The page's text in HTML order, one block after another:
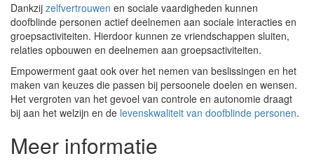
Dankzij zelfvertrouwen en sociale vaardigheden kunnen
doofblinde personen actief deelnemen aan sociale interacties en
groepsactiviteiten. Hierdoor kunnen ze vriendschappen sluiten,
relaties opbouwen en deelnemen aan groepsactiviteiten.
Empowerment gaat ook over het nemen van beslissingen en het
maken van keuzes die passen bij persoonele doelen en wensen.
Het vergroten van het gevoel van controle en autonomie draagt
bij aan het welzijn en de levenskwaliteit van doofblinde personen.
Meer informatie